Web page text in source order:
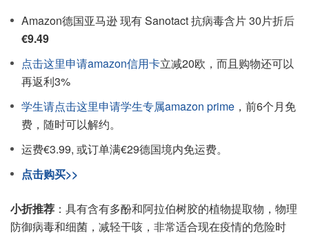
Amazon德国亚马逊 现有 Sanotact 抗病毒含片 30片折后
€9.49
点击这里申请amazon信用卡立减20欧，而且购物还可以
再返利3%
学生请点击这里申请学生专属amazon prime ，前6个月免
费，随时可以解约。
运费€3.99, 或订单满€29德国境内免运费。
点击购买>>
小折推荐 ：具有含有多酚和阿拉伯树胶的植物提取物，物理
防御病毒和细菌，减轻干咳，非常适合现在疫情的危险时